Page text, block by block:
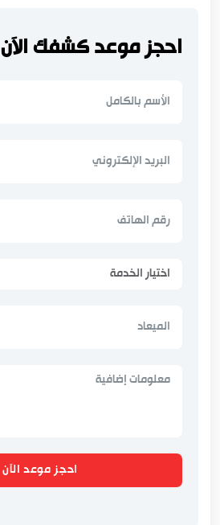
احجز موعد كشفك الآن
احجز موعد الآن